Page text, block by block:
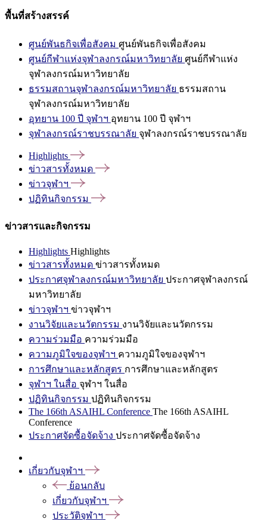
พื้นที่สร้างสรรค์
ศูนย์พันธกิจเพื่อสังคม ศูนย์พันธกิจเพื่อสังคม
ศูนย์กีฬาแห่งจุฬาลงกรณ์มหาวิทยาลัย ศูนย์กีฬาแห่ง
จุฬาลงกรณ์มหาวิทยาลัย
ธรรมสถานจุฬาลงกรณ์มหาวิทยาลัย ธรรมสถาน
จุฬาลงกรณ์มหาวิทยาลัย
อุทยาน 100 ปี จุฬาฯ อุทยาน 100 ปี จุฬาฯ
จุฬาลงกรณ์ราชบรรณาลัย จุฬาลงกรณ์ราชบรรณาลัย
Highlights
ข่าวสารทั้งหมด
ข่าวจุฬาฯ
ปฏิทินกิจกรรม
ข่าวสารและกิจกรรม
Highlights Highlights
ข่าวสารทั้งหมด ข่าวสารทั้งหมด
ประกาศจุฬาลงกรณ์มหาวิทยาลัย ประกาศจุฬาลงกรณ์
มหาวิทยาลัย
ข่าวจุฬาฯ ข่าวจุฬาฯ
งานวิจัยและนวัตกรรม งานวิจัยและนวัตกรรม
ความร่วมมือ ความร่วมมือ
ความภูมิใจของจุฬาฯ ความภูมิใจของจุฬาฯ
การศึกษาและหลักสูตร การศึกษาและหลักสูตร
จุฬาฯ ในสื่อ จุฬาฯ ในสื่อ
ปฏิทินกิจกรรม ปฏิทินกิจกรรม
The 166th ASAIHL Conference The 166th ASAIHL
Conference
ประกาศจัดซื้อจัดจ้าง ประกาศจัดซื้อจัดจ้าง
เกี่ยวกับจุฬาฯ
ย้อนกลับ
เกี่ยวกับจุฬาฯ
ประวัติจุฬาฯ